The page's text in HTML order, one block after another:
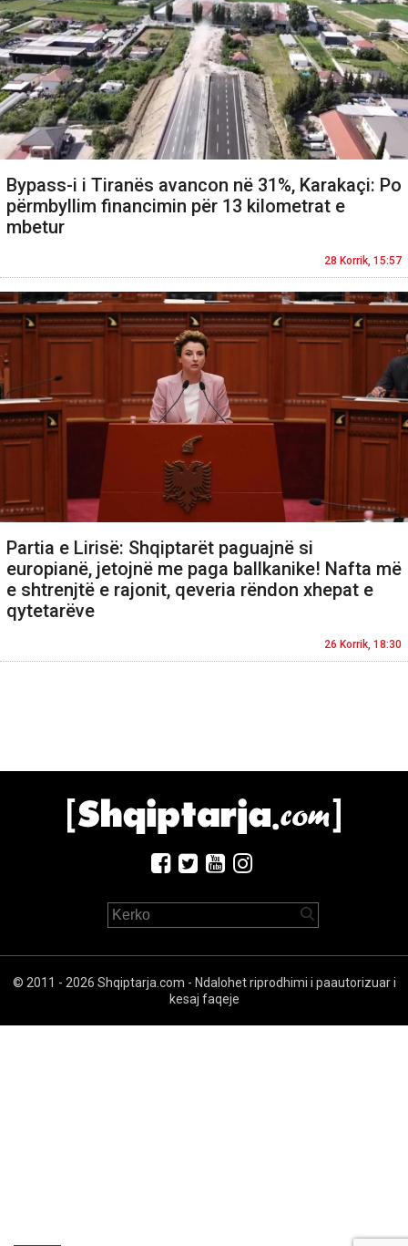
Bypass-i i Tiranës avancon në 31%, Karakaçi: Po
përmbyllim financimin për 13 kilometrat e
mbetur
28 Korrik, 15:57
Partia e Lirisë: Shqiptarët paguajnë si
europianë, jetojnë me paga ballkanike! Nafta më
e shtrenjtë e rajonit, qeveria rëndon xhepat e
qytetarëve
26 Korrik, 18:30
© 2011 - 2026 Shqiptarja.com - Ndalohet riprodhimi i paautorizuar i
kesaj faqeje